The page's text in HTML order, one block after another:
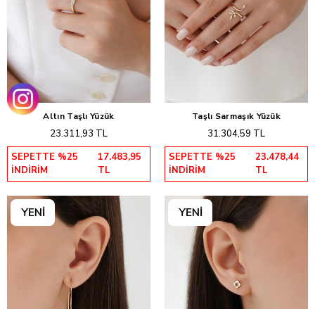
Sepete Ekle
Altın Taşlı Yüzük
23.311,93 TL
SEPETTE %25
İNDİRİM
17.483,95
TL
Sepete Ekle
Taşlı Sarmaşık Yüzük
31.304,59 TL
SEPETTE %25
İNDİRİM
23.478,44
TL